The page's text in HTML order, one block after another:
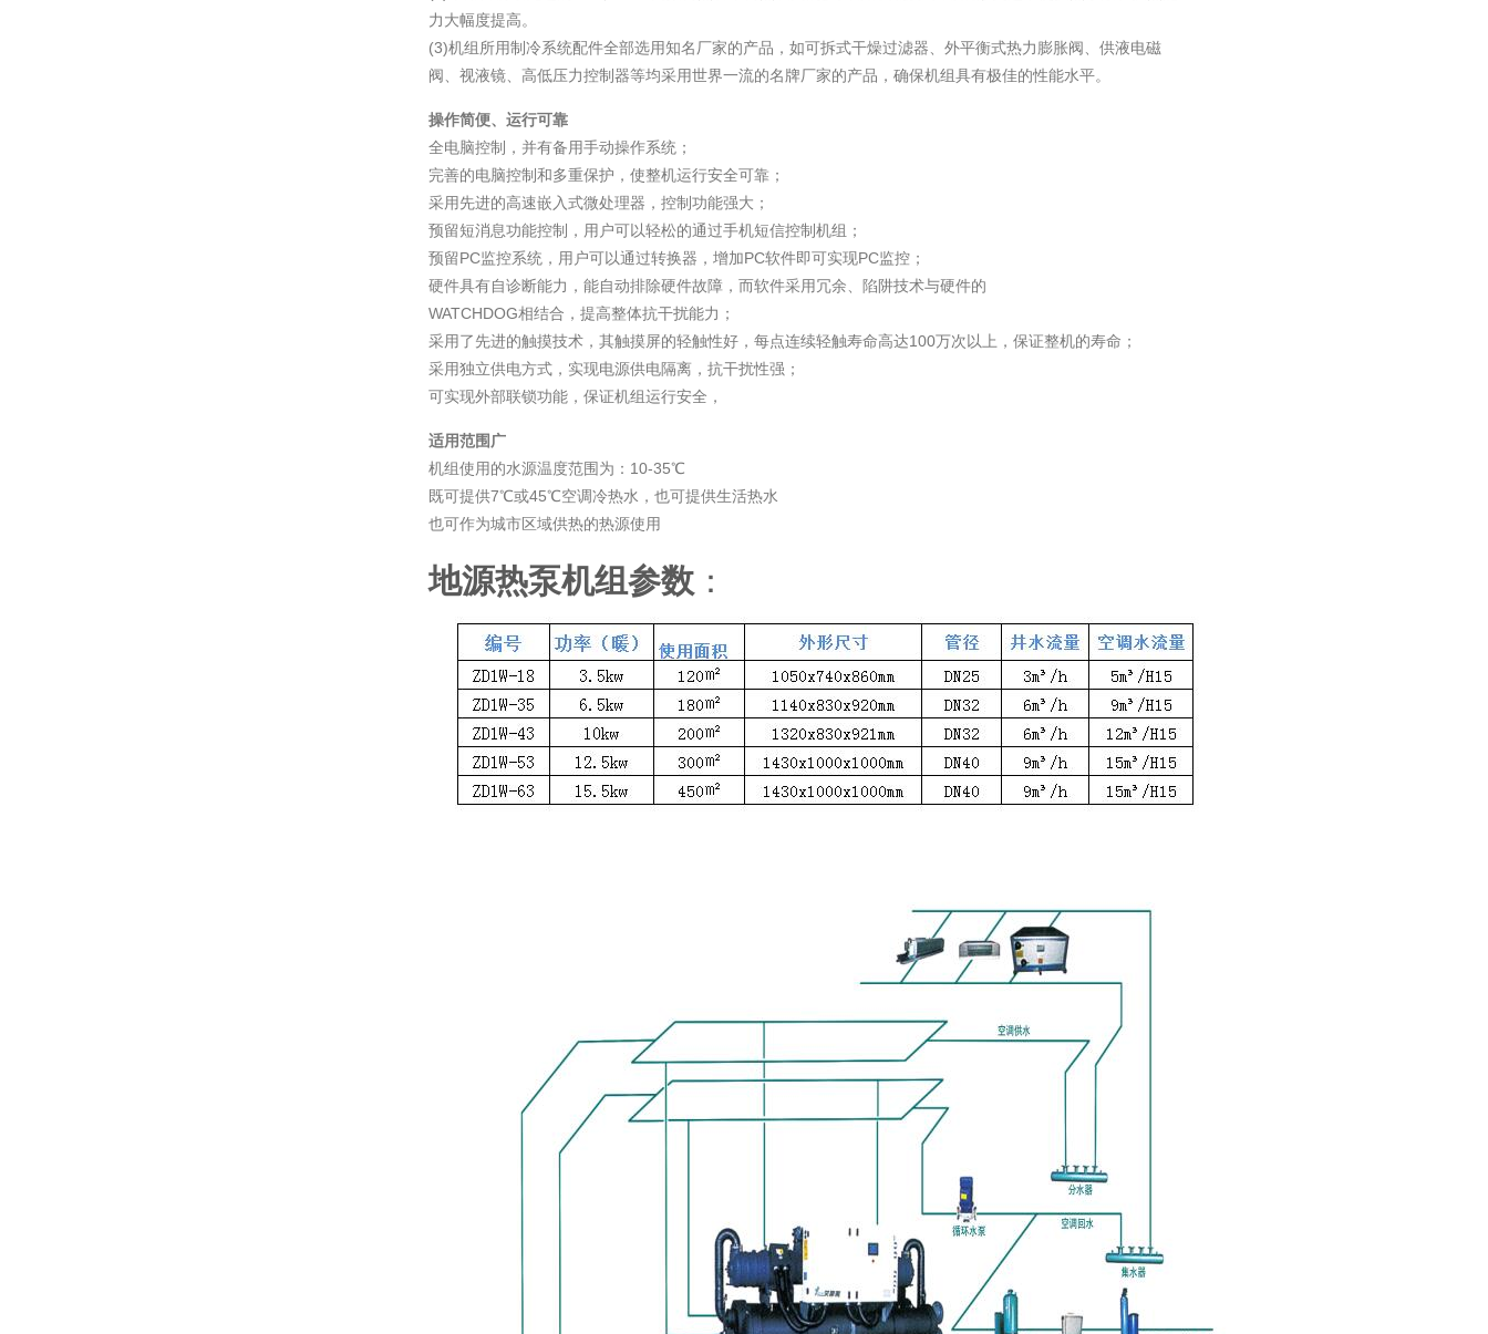
力大幅度提高。
(3)机组所用制冷系统配件全部选用知名厂家的产品，如可拆式干燥过滤器、外平衡式热力膨胀阀、供液电磁
阀、视液镜、高低压力控制器等均采用世界一流的名牌厂家的产品，确保机组具有极佳的性能水平。
操作简便、运行可靠
全电脑控制，并有备用手动操作系统；
完善的电脑控制和多重保护，使整机运行安全可靠；
采用先进的高速嵌入式微处理器，控制功能强大；
预留短消息功能控制，用户可以轻松的通过手机短信控制机组；
预留PC监控系统，用户可以通过转换器，增加PC软件即可实现PC监控；
硬件具有自诊断能力，能自动排除硬件故障，而软件采用冗余、陷阱技术与硬件的
WATCHDOG相结合，提高整体抗干扰能力；
采用了先进的触摸技术，其触摸屏的轻触性好，每点连续轻触寿命高达100万次以上，保证整机的寿命；
采用独立供电方式，实现电源供电隔离，抗干扰性强；
可实现外部联锁功能，保证机组运行安全，
适用范围广
机组使用的水源温度范围为：10-35℃
既可提供7℃或45℃空调冷热水，也可提供生活热水
也可作为城市区域供热的热源使用
地源热泵机组参数 ：